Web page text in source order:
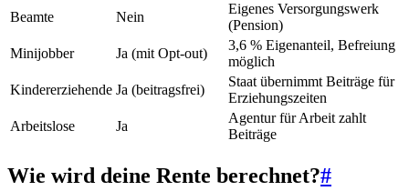
Beamte
Nein
Eigenes Versorgungswerk
(Pension)
Minijobber
Ja (mit Opt-out)
3,6 % Eigenanteil, Befreiung
möglich
Kindererziehende Ja (beitragsfrei)
Staat übernimmt Beiträge für
Erziehungszeiten
Arbeitslose
Ja
Agentur für Arbeit zahlt
Beiträge
Wie wird deine Rente berechnet?#